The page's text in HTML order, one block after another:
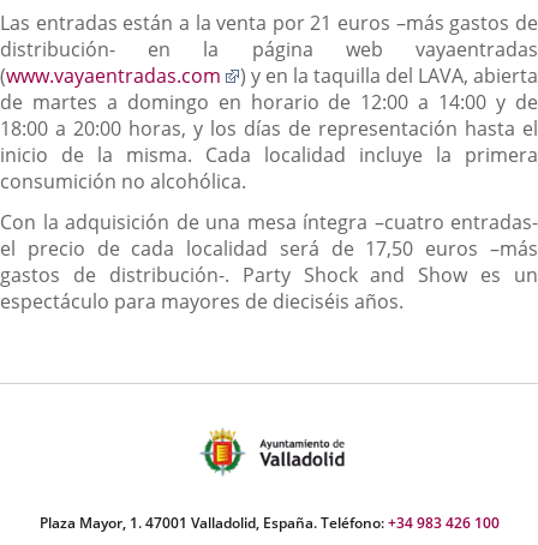
Las entradas están a la venta por 21 euros –más gastos de
distribución- en la página web vayaentradas
(www.vayaentradas.com
Enlace
a
una
aplicación
externa.
) y en la taquilla del LAVA, abierta
de martes a domingo en horario de 12:00 a 14:00 y de
18:00 a 20:00 horas, y los días de representación hasta el
inicio de la misma. Cada localidad incluye la primera
consumición no alcohólica.
Con la adquisición de una mesa íntegra –cuatro entradas-
el precio de cada localidad será de 17,50 euros –más
gastos de distribución-. Party Shock and Show es un
espectáculo para mayores de dieciséis años.
Plaza Mayor, 1. 47001 Valladolid, España. Teléfono:+34 983 426 100